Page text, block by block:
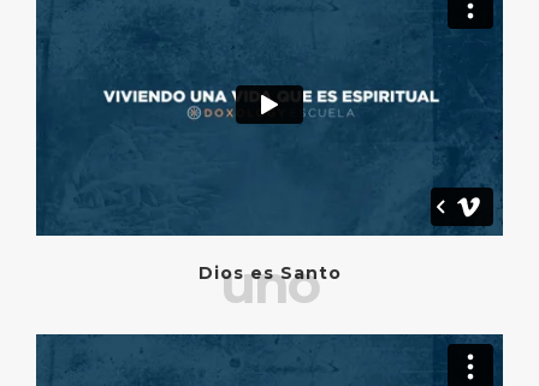
Dios es Santo
uno